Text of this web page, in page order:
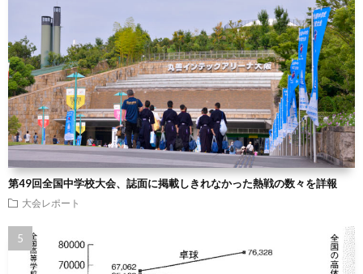
第49回全国中学校大会、誌面に掲載しきれなかった熱戦の数々を詳報
大会レポート